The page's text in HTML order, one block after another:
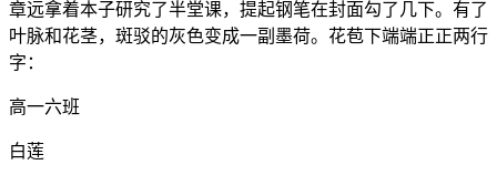
章远拿着本子研究了半堂课，提起钢笔在封面勾了几下。有了
叶脉和花茎，斑驳的灰色变成一副墨荷。花苞下端端正正两行
字：
高一六班
白莲